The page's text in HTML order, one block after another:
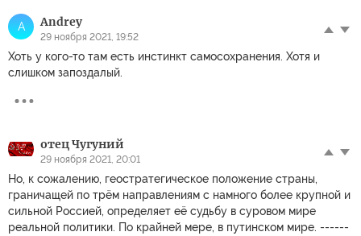
A Andrey
29 ноября 2021, 19:52
Хоть у кого-то там есть инстинкт самосохранения. Хотя и
слишком запоздалый.
отец Чугуний
29 ноября 2021, 20:01
Но, к сожалению, геостратегическое положение страны,
граничащей по трём направлениям с намного более крупной и
сильной Россией, определяет её судьбу в суровом мире
реальной политики. По крайней мере, в путинском мире. ------